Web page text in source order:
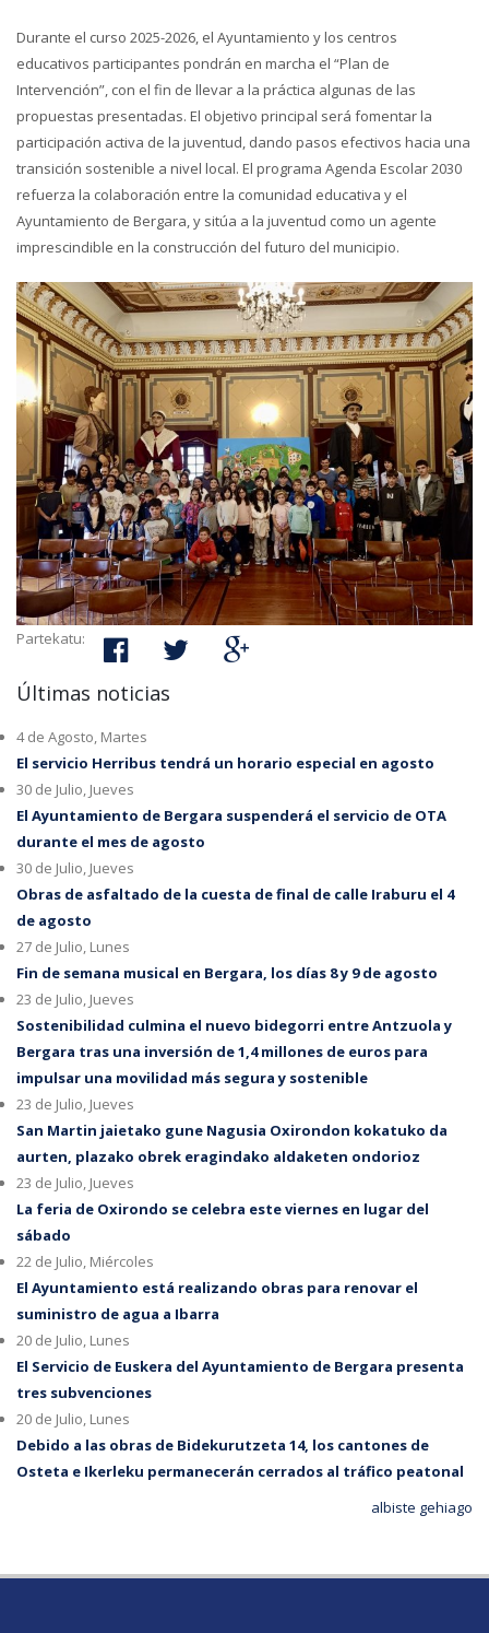
Durante el curso 2025-2026, el Ayuntamiento y los centros
educativos participantes pondrán en marcha el “Plan de
Intervención”, con el fin de llevar a la práctica algunas de las
propuestas presentadas. El objetivo principal será fomentar la
participación activa de la juventud, dando pasos efectivos hacia una
transición sostenible a nivel local. El programa Agenda Escolar 2030
refuerza la colaboración entre la comunidad educativa y el
Ayuntamiento de Bergara, y sitúa a la juventud como un agente
imprescindible en la construcción del futuro del municipio.
Partekatu:
Últimas noticias
4 de Agosto, Martes
El servicio Herribus tendrá un horario especial en agosto
30 de Julio, Jueves
El Ayuntamiento de Bergara suspenderá el servicio de OTA
durante el mes de agosto
30 de Julio, Jueves
Obras de asfaltado de la cuesta de final de calle Iraburu el 4
de agosto
27 de Julio, Lunes
Fin de semana musical en Bergara, los días 8 y 9 de agosto
23 de Julio, Jueves
Sostenibilidad culmina el nuevo bidegorri entre Antzuola y
Bergara tras una inversión de 1,4 millones de euros para
impulsar una movilidad más segura y sostenible
23 de Julio, Jueves
San Martin jaietako gune Nagusia Oxirondon kokatuko da
aurten, plazako obrek eragindako aldaketen ondorioz
23 de Julio, Jueves
La feria de Oxirondo se celebra este viernes en lugar del
sábado
22 de Julio, Miércoles
El Ayuntamiento está realizando obras para renovar el
suministro de agua a Ibarra
20 de Julio, Lunes
El Servicio de Euskera del Ayuntamiento de Bergara presenta
tres subvenciones
20 de Julio, Lunes
Debido a las obras de Bidekurutzeta 14, los cantones de
Osteta e Ikerleku permanecerán cerrados al tráfico peatonal
albiste gehiago